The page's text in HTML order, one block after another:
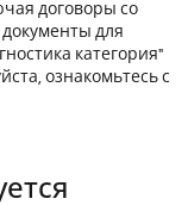
договоры со
для
категория"
ознакомьтесь с